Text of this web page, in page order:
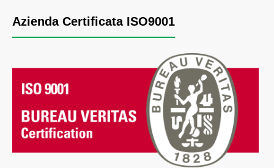
Azienda Certificata ISO9001